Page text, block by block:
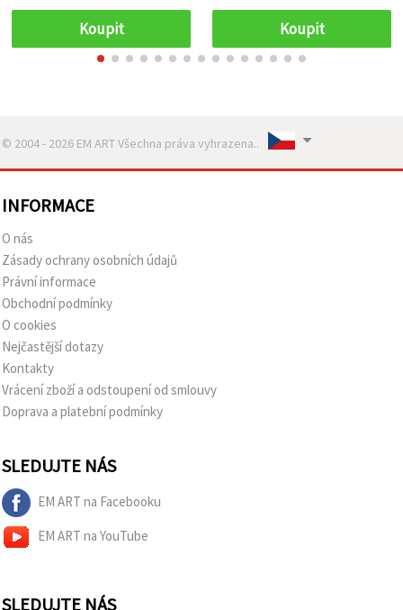
tvoření
Koupit Koupit
© 2004 - 2026 EM ART Všechna práva vyhrazena..
INFORMACE
O nás
Zásady ochrany osobních údajů
Právní informace
Obchodní podmínky
O cookies
Nejčastější dotazy
Kontakty
Vrácení zboží a odstoupení od smlouvy
Doprava a platební podmínky
SLEDUJTE NÁS
EM ART na Facebooku
EM ART na YouTube
SLEDUJTE NÁS